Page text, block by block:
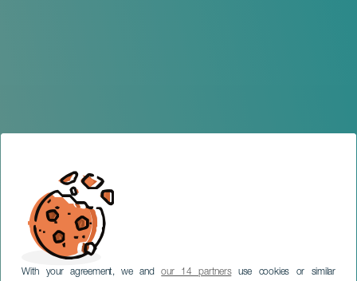
With your agreement, we andour 14 partnersuse cookies or similar